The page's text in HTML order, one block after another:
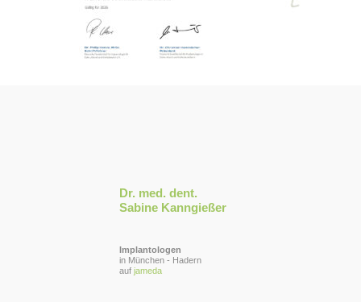
Dr. med. dent.
Sabine Kanngießer
Implantologen
in München - Hadern
auf jameda